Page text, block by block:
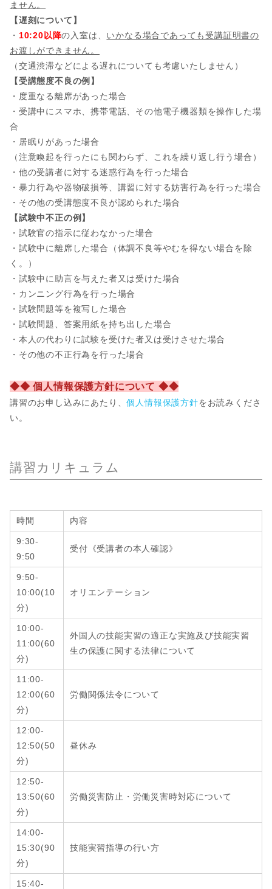
ません。
【遅刻について】
・ 10:20以降の入室は、 いかなる場合であっても受講証明書の
お渡しができません。
（交通渋滞などによる遅れについても考慮いたしません）
【受講態度不良の例】
・度重なる離席があった場合
・受講中にスマホ、携帯電話、その他電子機器類を操作した場
合
・居眠りがあった場合
（注意喚起を行ったにも関わらず、これを繰り返し行う場合）
・他の受講者に対する迷惑行為を行った場合
・暴力行為や器物破損等、講習に対する妨害行為を行った場合
・その他の受講態度不良が認められた場合
【試験中不正の例】
・試験官の指示に従わなかった場合
・試験中に離席した場合（体調不良等やむを得ない場合を除
く。）
・試験中に助言を与えた者又は受けた場合
・カンニング行為を行った場合
・試験問題等を複写した場合
・試験問題、答案用紙を持ち出した場合
・本人の代わりに試験を受けた者又は受けさせた場合
・その他の不正行為を行った場合
◆◆ 個人情報保護方針について ◆◆
講習のお申し込みにあたり、個人情報保護方針をお読みくださ
い。
講習カリキュラム
時間 内容
9:30-
9:50
受付《受講者の本人確認》
9:50-
10:00(10
分)
オリエンテーション
10:00-
11:00(60
分)
外国人の技能実習の適正な実施及び技能実習
生の保護に関する法律について
11:00-
12:00(60
分)
労働関係法令について
12:00-
12:50(50
分)
昼休み
12:50-
13:50(60
分)
労働災害防止・労働災害時対応について
14:00-
15:30(90
分)
技能実習指導の行い方
15:40-